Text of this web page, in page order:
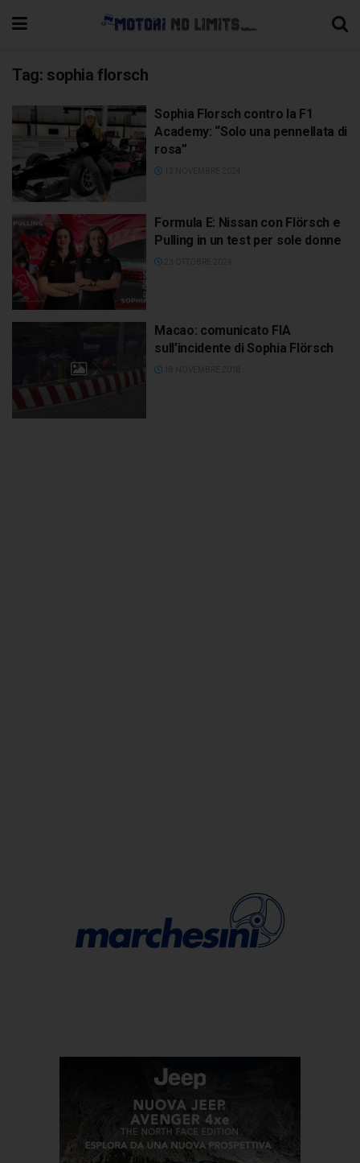
Tag: sophia florsch
Sophia Florsch contro la F1
Academy: “Solo una pennellata di
rosa”
Formula E: Nissan con Flörsch e
Pulling in un test per sole donne
Macao: comunicato FIA
sull’incidente di Sophia Flörsch